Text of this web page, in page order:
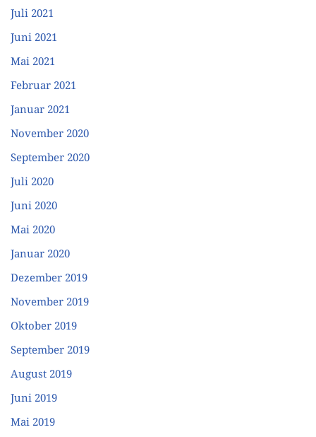
Juli 2021
Juni 2021
Mai 2021
Februar 2021
Januar 2021
November 2020
September 2020
Juli 2020
Juni 2020
Mai 2020
Januar 2020
Dezember 2019
November 2019
Oktober 2019
September 2019
August 2019
Juni 2019
Mai 2019